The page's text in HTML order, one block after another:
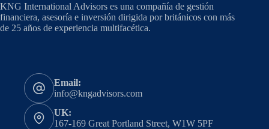
KNG International Advisors es una compañía de gestión
financiera, asesoría e inversión dirigida por británicos con más
de 25 años de experiencia multifacética.
Email:
info@kngadvisors.com
UK:
167-169 Great Portland Street, W1W 5PF